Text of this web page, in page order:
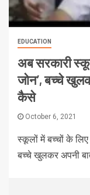
EDUCATION
अब सरकारी
जोन’, बच्चे
कैसे
October 6, 2021
स्कूलों में बच्चों के
बच्चे खुलकर अपनी